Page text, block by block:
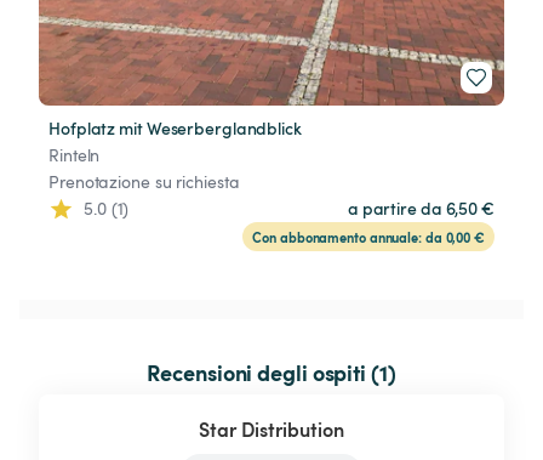
Hofplatz mit Weserberglandblick
Rinteln
Prenotazione su richiesta
5.0 (1)
a partire da 6,50 €
Con abbonamento annuale: da 0,00 €
Recensioni degli ospiti (1)
Star Distribution